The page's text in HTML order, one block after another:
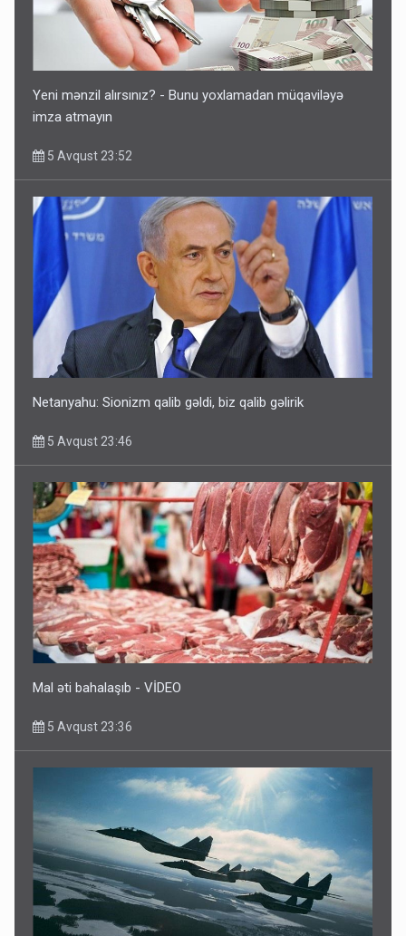
Yeni mənzil alırsınız? - Bunu yoxlamadan müqaviləyə
imza atmayın
5 Avqust 23:52
Netanyahu: Sionizm qalib gəldi, biz qalib gəlirik
5 Avqust 23:46
Mal əti bahalaşıb - VİDEO
5 Avqust 23:36